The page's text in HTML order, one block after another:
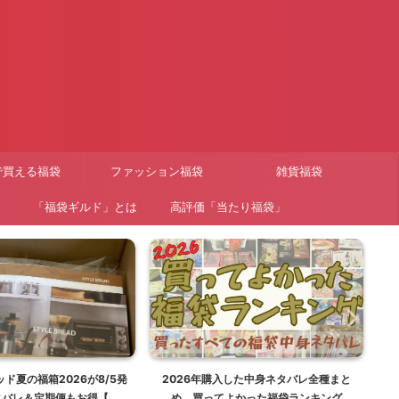
える福袋 ファッション福袋 雑貨福袋
「福袋ギルド」とは 高評価「当たり福袋」
ド夏の福箱2026が8/5発
2026年購入した中身ネタバレ全種まと